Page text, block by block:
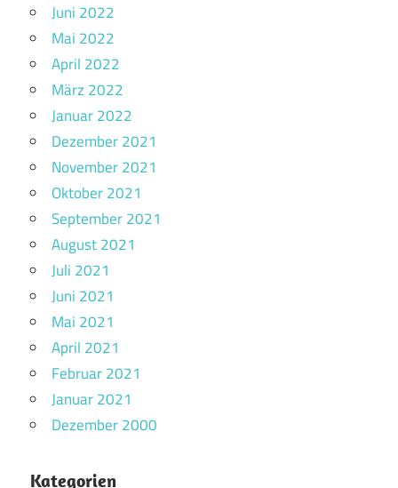
Juni 2022
Mai 2022
April 2022
März 2022
Januar 2022
Dezember 2021
November 2021
Oktober 2021
September 2021
August 2021
Juli 2021
Juni 2021
Mai 2021
April 2021
Februar 2021
Januar 2021
Dezember 2000
Kategorien